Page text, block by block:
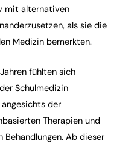
mit alternativen
als sie die
Medizin bemerkten.
fühlten sich
Schulmedizin
der
Therapien und
Ab dieser